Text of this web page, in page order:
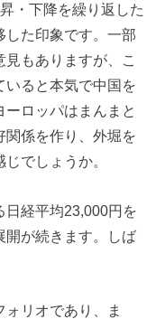
・下降を繰り返した
した印象です。一部
もありますが、こ
いると本気で中国を
ロッパはまんまと
関係を作り、外堀を
でしょうか。
日経平均23,000円を
開が続きます。しば
リオであり、ま